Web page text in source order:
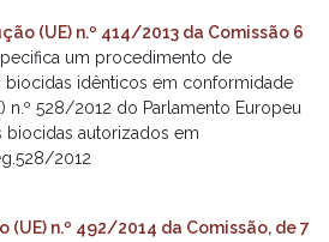
(UE) n.º 414/2013 da Comissão 6
um procedimento de
idênticos em conformidade
n.º 528/2012 do Parlamento Europeu
autorizados em
2012
n.º 492/2014 da Comissão, de 7